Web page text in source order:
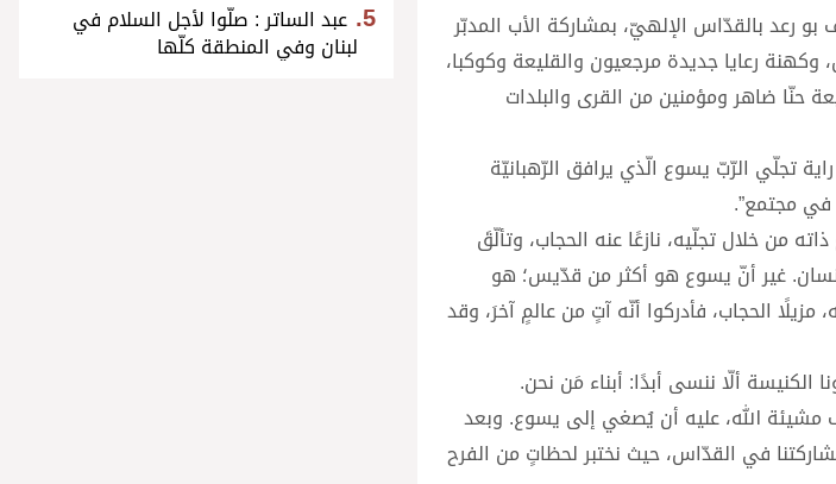
بو رعد بالقدّاس الإلهيّ، بمشاركة الأب المدبّر
وكهنة رعايا جديدة مرجعيون والقليعة وكوكبا،
حنّا ضاهر ومؤمنين من القرى والبلدات
تجلّي الرّبّ يسوع الّذي يرافق الرّهبانيّة
من خلال تجلّيه، نازعًا عنه الحجاب، وتألّقَ
غير أنّ يسوع هو أكثر من قدّيس؛ هو
الحجاب، فأدركوا أنّه آتٍ من عالمٍ آخرَ، وقد
الكنيسة ألّا ننسى أبدًا: أبناء مَن نحن.
مشيئة الله، عليه أن يُصغي إلى يسوع. وبعد
في القدّاس، حيث نختبر لحظاتٍ من الفرح
عبد الساتر : صلّوا لأجل السلام في
لبنان وفي المنطقة كلّها